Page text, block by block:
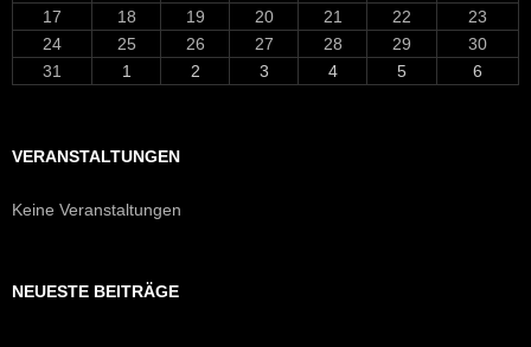
17
18 19 20 21 22
23
24
25 26 27 28 29
30
31
1 2 3 4 5 6
VERANSTALTUNGEN
Keine Veranstaltungen
NEUESTE BEITRÄGE